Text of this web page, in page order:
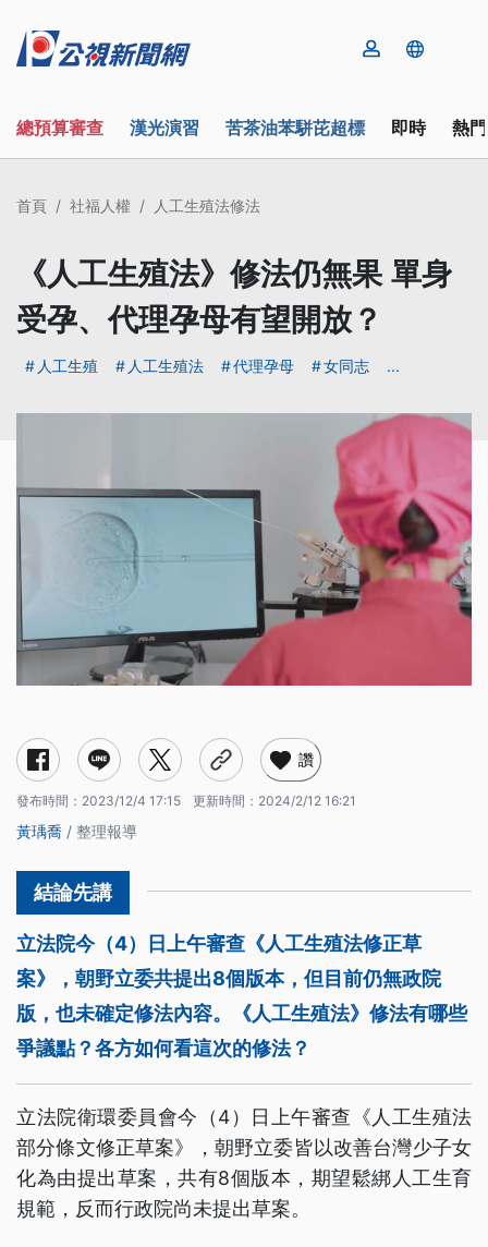
總預算審查 漢光演習 苦茶油苯駢芘超標 即時 熱
首頁 社福人權 人工生殖法修法
《人工生殖法》修法仍無果 單身
受孕、代理孕母有望開放？
人工生殖 人工生殖法 代理孕母 女同志 ...
現行的《人工生殖法》規範？
爭議點1：單身者及女同志配偶可先修法適用？
爭議點2：是否開放代理孕母？
爭議點3：修法可解決少子女化危機？
讚
發布時間： 2023/12/4 17:15 更新時間： 2024/2/12 16:21
黃瑀喬 / 整理報導
立法院今（4）日上午審查《人工生殖法修正草
案》，朝野立委共提出8個版本，但目前仍無政院
版，也未確定修法內容。《人工生殖法》修法有哪些
爭議點？各方如何看這次的修法？
立法院衛環委員會今（4）日上午審查《人工生殖法
部分條文修正草案》，朝野立委皆以改善台灣少子女
化為由提出草案，共有8個版本，期望鬆綁人工生育
規範，反而行政院尚未提出草案。